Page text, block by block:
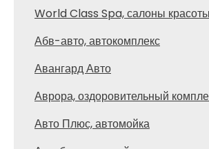
World Class Spa, салоны красоты
Абв-авто, автокомплекс
Авангард Авто
Аврора, оздоровительный
Авто Плюс, автомойка